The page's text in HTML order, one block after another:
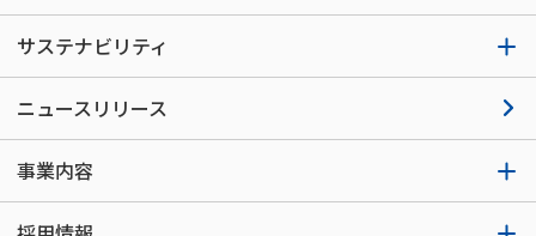
サステナビリティ
ニュースリリース
事業内容